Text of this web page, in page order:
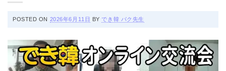
POSTED ON 2026年6月11日 BY でき韓 パク先生